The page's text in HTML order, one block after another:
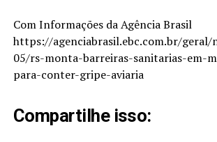
Com Informações da Agência Brasil
https://agenciabrasil.ebc.com.br/geral/
05/rs-monta-barreiras-sanitarias-em-
para-conter-gripe-aviaria
Compartilhe isso: